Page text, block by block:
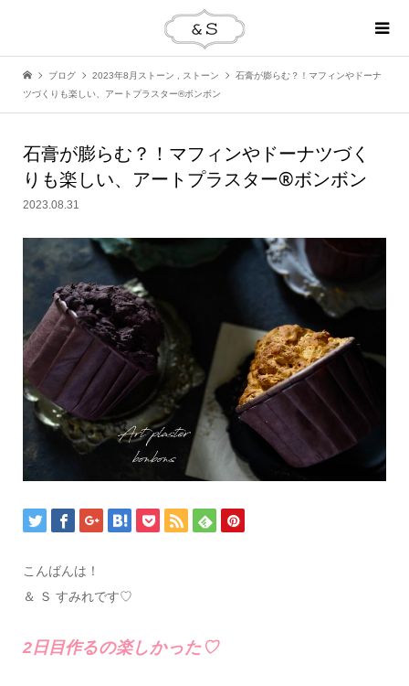
ブログ 2023年8月ストーン ストーン
石膏が膨らむ？！マフィンやドーナ
ツづくりも楽しい、アートプラスター®ボンボン
石膏が膨らむ？！マフィンやドーナツづく
りも楽しい、アートプラスター®ボンボン
2023.08.31
こんばんは！
＆ Ｓ すみれです♡
2日目作るの楽しかった︎♡